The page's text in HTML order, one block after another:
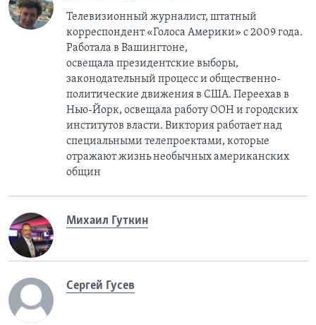
Телевизионный журналист, штатный
корреспондент «Голоса Америки» с 2009 года.
Работала в Вашингтоне,
освещала президентские выборы,
законодательный процесс и общественно-
политические движения в США. Переехав в
Нью-Йорк, освещала работу ООН и городских
институтов власти. Виктория работает над
специальными телепроектами, которые
отражают жизнь необычных американских
общин
Михаил Гуткин
Сергей Гусев